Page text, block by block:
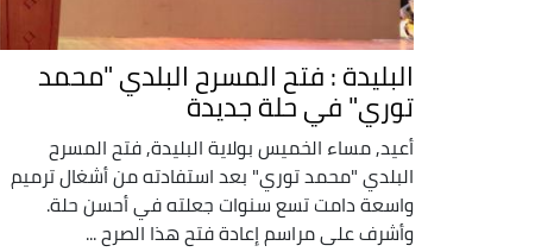
البليدة : فتح المسرح البلدي "محمد
توري" في حلة جديدة
أعيد, مساء الخميس بولاية البليدة, فتح المسرح
البلدي "محمد توري" بعد استفادته من أشغال ترميم
واسعة دامت تسع سنوات جعلته في أحسن حلة.
وأشرف على مراسم إعادة فتح هذا الصرح ...